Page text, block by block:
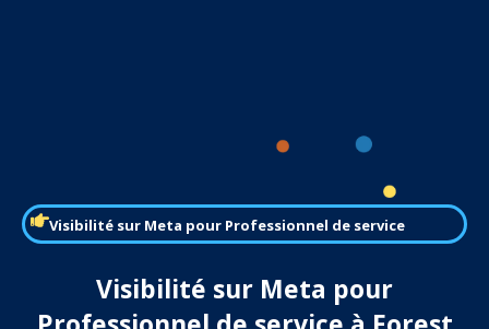
Visibilité sur Meta pour Professionnel de service
Visibilité sur Meta pour